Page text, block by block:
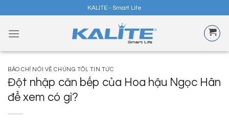
content
KALITE - Smart Life
BÁO CHÍ NÓI VỀ CHÚNG TÔI, TIN TỨC
Đột nhập căn bếp của Hoa hậu Ngọc Hân
để xem có gì?